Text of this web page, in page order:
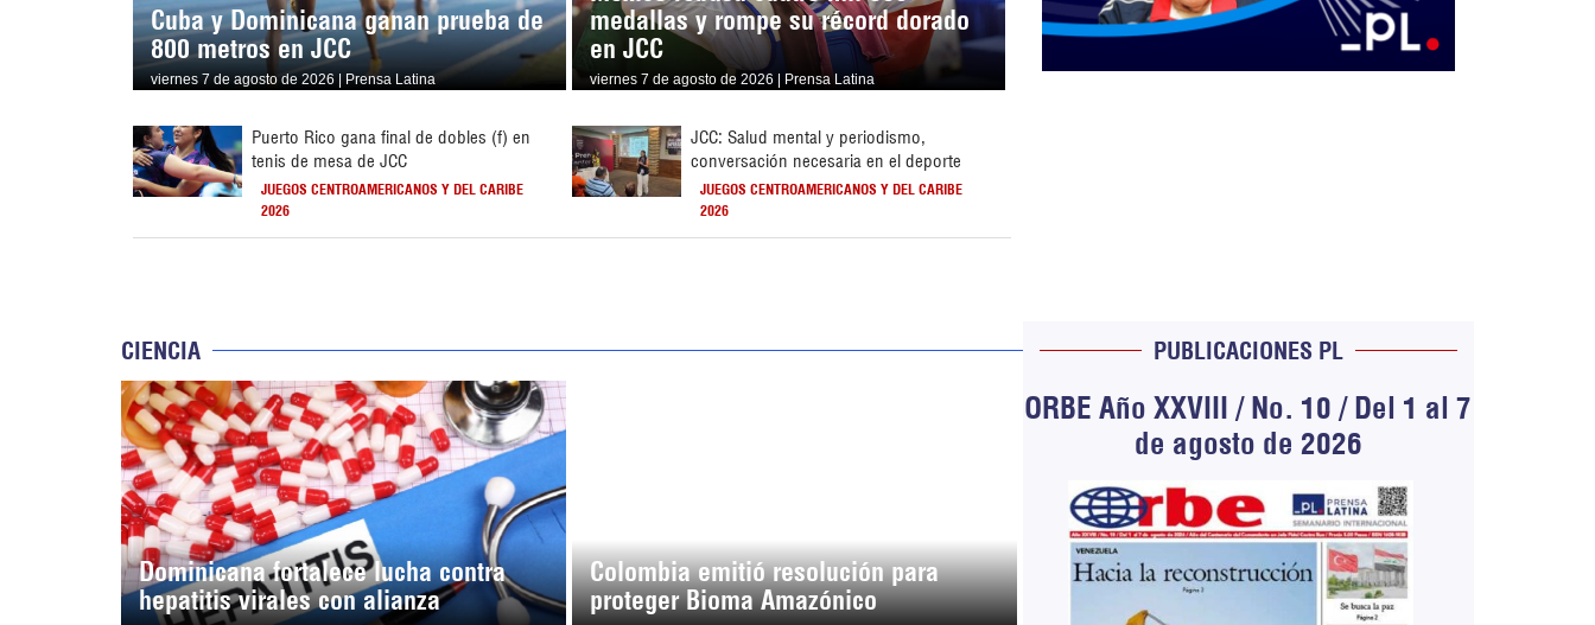
Cuba y Dominicana ganan prueba de
800 metros en JCC
viernes 7 de agosto de 2026 | Prensa Latina
medallas y rompe su récord dorado
en JCC
viernes 7 de agosto de 2026 | Prensa Latina
Puerto Rico gana final de dobles (f) en
tenis de mesa de JCC
JUEGOS CENTROAMERICANOS Y DEL CARIBE
2026
JCC: Salud mental y periodismo,
conversación necesaria en el deporte
JUEGOS CENTROAMERICANOS Y DEL CARIBE
2026
CIENCIA
Dominicana fortalece lucha contra
hepatitis virales con alianza
Colombia emitió resolución para
proteger Bioma Amazónico
PUBLICACIONES PL
ORBE Año XXVIII / No. 10 / Del 1 al 7
de agosto de 2026